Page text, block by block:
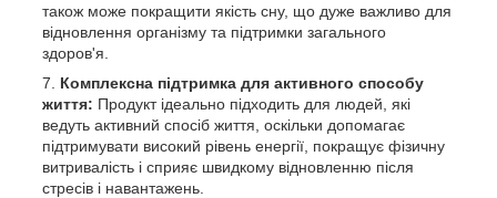
також може покращити якість сну, що дуже важливо для
відновлення організму та підтримки загального
здоров'я.
Комплексна підтримка для активного способу
життя: Продукт ідеально підходить для людей, які
ведуть активний спосіб життя, оскільки допомагає
підтримувати високий рівень енергії, покращує фізичну
витривалість і сприяє швидкому відновленню після
стресів і навантажень.